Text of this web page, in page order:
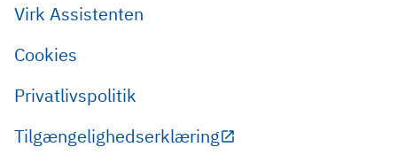
Virk Assistenten
Cookies
Privatlivspolitik
Tilgængelighedserklæring